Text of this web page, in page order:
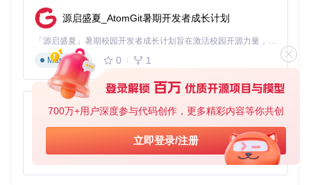
700万+用户深度参与代码创作，更多精彩内容等你共创
立即登录/注册
源启盛夏_AtomGit暑期开发者成长计划
「源启盛夏」暑期校园开发者成长计划旨在激活校园开源力量，通过积分激励、认证扶持、资源倾斜等形式，引导高校组织和开发者完成「入驻 — 建项目 — 做贡献 — 获认证 — 得资源」的完整闭环。无论你是想带领社团入驻平台的组织者，还是希望用代码贡献证明自己的开发者，都能在这里找到属于你的成长路径。
Markdown
0 1
py-xiaozhi
基于Python的Xiaozhi AI，适用于想要完整Xiaozhi体验而无需拥有专用硬件的用户。
Python
0 1